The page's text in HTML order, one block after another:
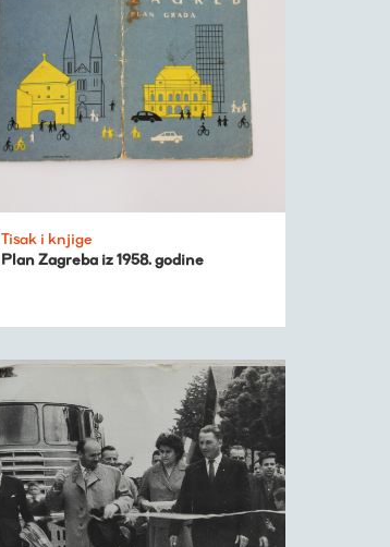
Tisak i knjige
Plan Zagreba iz 1958. godine